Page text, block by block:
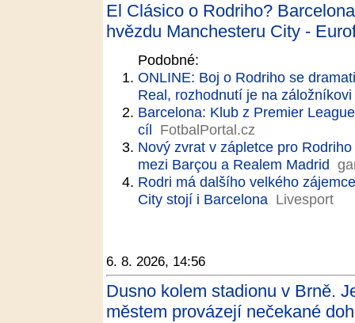
El Clásico o Rodriho?
hvězdu Manchesteru City -
Podobné:
ONLINE: Boj o Rodriho se
Real, rozhodnutí je na
Barcelona: Klub z Premier
cíl FotbalPortal.cz
Nový zvrat v zápletce pro
mezi Barçou a Realem Madrid
Rodri má dalšího velkého
City stojí i Barcelona Livesport
6. 8. 2026, 14:56
Dusno kolem stadionu v Brně.
městem provázejí nečekané